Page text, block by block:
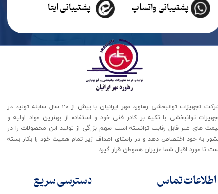
پشتیبانی ایتا پشتیبانی واتساپ
اطلاعات تماس
شرکت تجهیزات توانبخشی رهاورد مهر ایرانیان با بیش از 20 سال سابقه تولید در
توانبخشی با تکیه بر کادر فنی خود و استفاده از بهترین مواد اولیه و
های غیر قابل رقابت توانسته است سهم بزرگی از تولید این محصولات را در
به خود اختصاص دهد و در راستای اهداف زیر تمام همیت خود را بکار بسته
تا مورد اقبال شما عزیزان هموطن قرار گیرد​​​​​​​.
دسترسی سریع